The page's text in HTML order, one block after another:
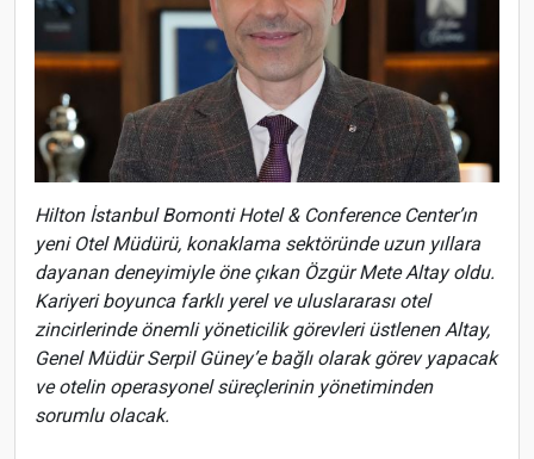
Hilton İstanbul Bomonti Hotel & Conference Center’ın
yeni Otel Müdürü, konaklama sektöründe uzun yıllara
dayanan deneyimiyle öne çıkan Özgür Mete Altay oldu.
Kariyeri boyunca farklı yerel ve uluslararası otel
zincirlerinde önemli yöneticilik görevleri üstlenen Altay,
Genel Müdür Serpil Güney’e bağlı olarak görev yapacak
ve otelin operasyonel süreçlerinin yönetiminden
sorumlu olacak.